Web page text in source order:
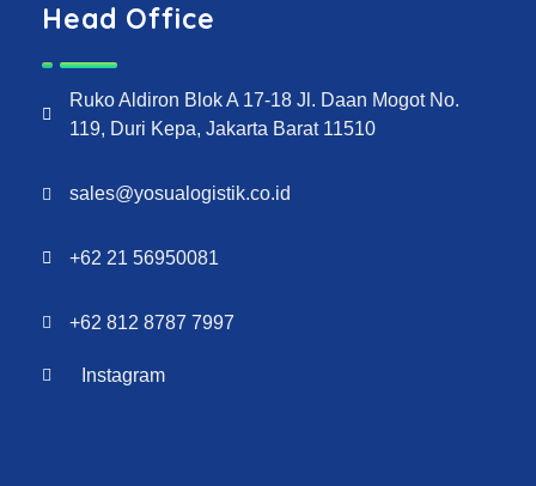
Head Office
Ruko Aldiron Blok A 17-18 Jl. Daan Mogot No.
119, Duri Kepa, Jakarta Barat 11510
sales@yosualogistik.co.id
+62 21 56950081
+62 812 8787 7997
Instagram